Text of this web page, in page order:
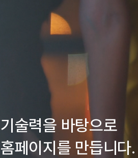
술력을 바탕으로
페이지를 만듭니다.